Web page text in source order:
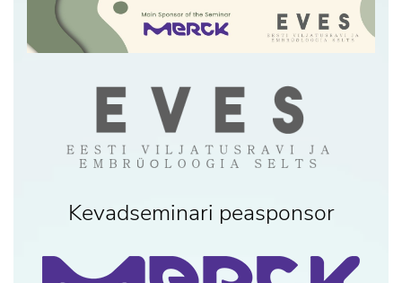
Kevadseminari peasponsor